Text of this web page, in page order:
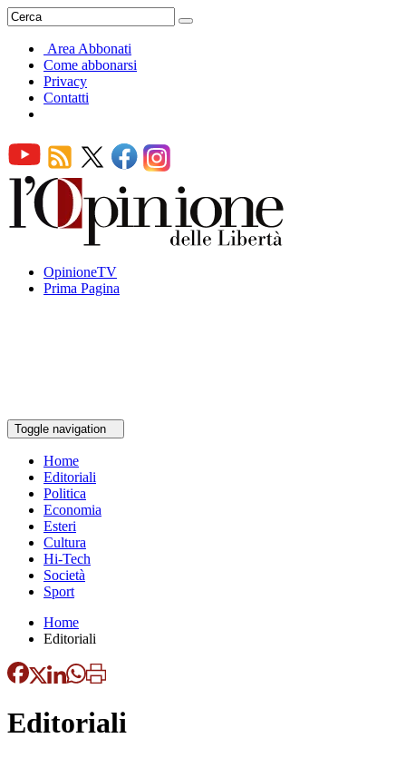
Area Abbonati
Come abbonarsi
Privacy
Contatti
OpinioneTV
Prima Pagina
Toggle navigation
Home
Editoriali
Politica
Economia
Esteri
Cultura
Hi-Tech
Società
Sport
Home
Editoriali
Editoriali